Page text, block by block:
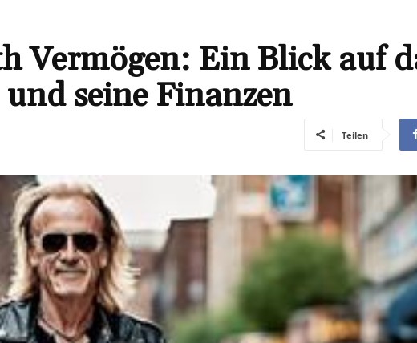
Vermögen: Ein Blick auf
seine Finanzen
Teilen